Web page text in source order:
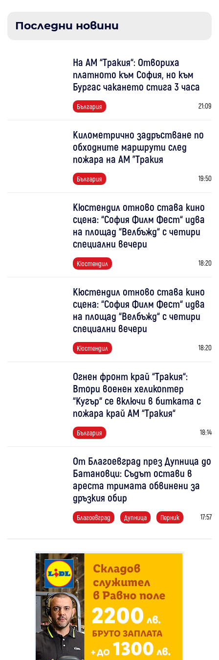
Последни новини
На АМ “Тракия“: Отвориха
платното към София, но към
Бургас чакането стига 3 часа
България 21:09
Километрично задръстване по
обходните маршрути след
пожара на АМ "Тракия
България 19:50
Кюстендил отново става кино
сцена: “София Филм Фест“ идва
на площад “Велбъжд“ с четири
специални вечери
Кюстендил 18:20
Кюстендил отново става кино
сцена: “София Филм Фест“ идва
на площад “Велбъжд“ с четири
специални вечери
Кюстендил 18:20
Огнен фронт край “Тракия“:
Втори военен хеликоптер
“Кугър“ се включи в битката с
пожара край АМ “Тракия“
България 18:14
От Благоевград през Дупница до
Батановци: Съдът остави в
ареста тримата обвинени за
дръзкия обир
Благоевград Дупница Перник 17:57